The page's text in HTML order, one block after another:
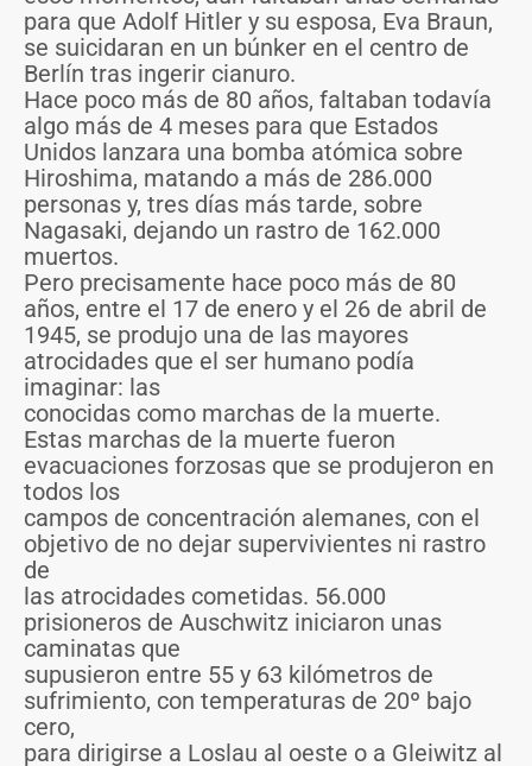
para que Adolf Hitler y su esposa, Eva Braun,
se suicidaran en un búnker en el centro de
Berlín tras ingerir cianuro.
Hace poco más de 80 años, faltaban todavía
algo más de 4 meses para que Estados
Unidos lanzara una bomba atómica sobre
Hiroshima, matando a más de 286.000
personas y, tres días más tarde, sobre
Nagasaki, dejando un rastro de 162.000
muertos.
Pero precisamente hace poco más de 80
años, entre el 17 de enero y el 26 de abril de
1945, se produjo una de las mayores
atrocidades que el ser humano podía
imaginar: las
conocidas como marchas de la muerte.
Estas marchas de la muerte fueron
evacuaciones forzosas que se produjeron en
todos los
campos de concentración alemanes, con el
objetivo de no dejar supervivientes ni rastro
de
las atrocidades cometidas. 56.000
prisioneros de Auschwitz iniciaron unas
caminatas que
supusieron entre 55 y 63 kilómetros de
sufrimiento, con temperaturas de 20º bajo
cero,
para dirigirse a Loslau al oeste o a Gleiwitz al